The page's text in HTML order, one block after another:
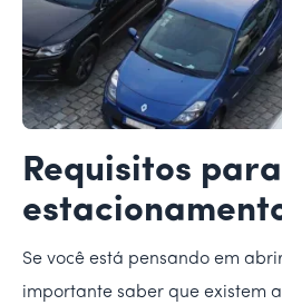
Requisitos
Se você está pensando em
importante saber que existem